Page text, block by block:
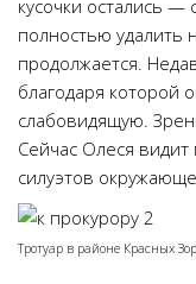
кусочки остались —
полностью
продолжается.
благодаря которой
слабовидящую.
Сейчас Олеся видит
силуэтов
Тротуар в районе Красных